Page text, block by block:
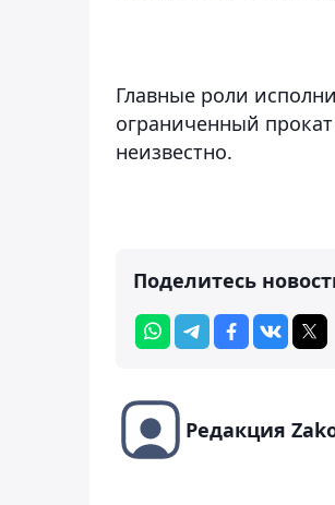
Главные роли
ограниченный
неизвестно.
Поделитесь
Редакция